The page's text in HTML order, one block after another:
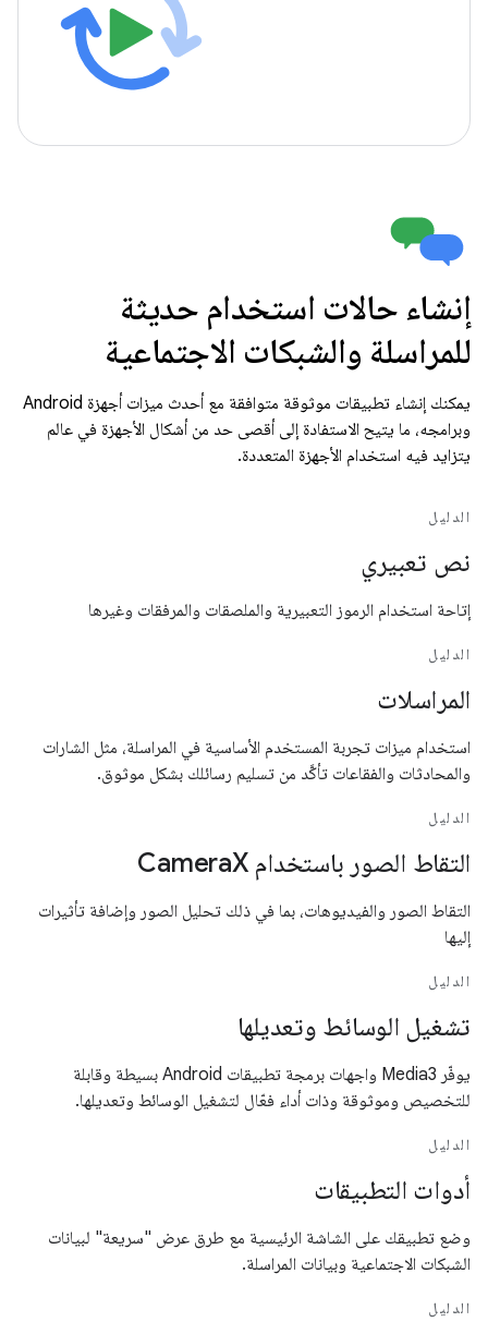
إنشاء حالات استخدام حديثة
للمراسلة والشبكات الاجتماعية
يمكنك إنشاء تطبيقات موثوقة متوافقة مع أحدث ميزات أجهزة Android
وبرامجه، ما يتيح الاستفادة إلى أقصى حد من أشكال الأجهزة في عالم
يتزايد فيه استخدام الأجهزة المتعددة.
الدليل
نص تعبيري
إتاحة استخدام الرموز التعبيرية والملصقات والمرفقات وغيرها
الدليل
المراسلات
استخدام ميزات تجربة المستخدم الأساسية في المراسلة، مثل الشارات
والمحادثات والفقاعات تأكَّد من تسليم رسائلك بشكل موثوق.
الدليل
التقاط الصور باستخدام CameraX
التقاط الصور والفيديوهات، بما في ذلك تحليل الصور وإضافة تأثيرات
إليها
الدليل
تشغيل الوسائط وتعديلها
يوفّر Media3 واجهات برمجة تطبيقات Android بسيطة وقابلة
للتخصيص وموثوقة وذات أداء فعّال لتشغيل الوسائط وتعديلها.
الدليل
أدوات التطبيقات
وضع تطبيقك على الشاشة الرئيسية مع طرق عرض "سريعة" لبيانات
الشبكات الاجتماعية وبيانات المراسلة.
الدليل